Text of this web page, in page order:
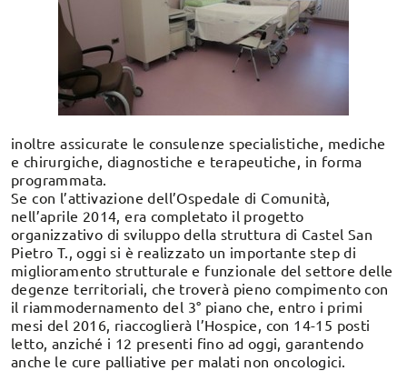
inoltre assicurate le consulenze specialistiche, mediche
e chirurgiche, diagnostiche e terapeutiche, in forma
programmata.
Se con l’attivazione dell’Ospedale di Comunità,
nell’aprile 2014, era completato il progetto
organizzativo di sviluppo della struttura di Castel San
Pietro T., oggi si è realizzato un importante step di
miglioramento strutturale e funzionale del settore delle
degenze territoriali, che troverà pieno compimento con
il riammodernamento del 3° piano che, entro i primi
mesi del 2016, riaccoglierà l’Hospice, con 14-15 posti
letto, anziché i 12 presenti fino ad oggi, garantendo
anche le cure palliative per malati non oncologici.